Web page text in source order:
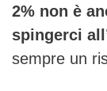
2% non è
spingerci
sempre un